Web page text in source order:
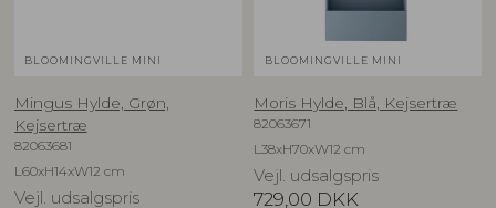
BLOOMINGVILLE MINI
Mingus Hylde, Grøn,
Kejsertræ
82063681
L60xH14xW12 cm
Vejl. udsalgspris
BLOOMINGVILLE MINI
Moris Hylde, Blå, Kejsertræ
82063671
L38xH70xW12 cm
Vejl. udsalgspris
729,00 DKK